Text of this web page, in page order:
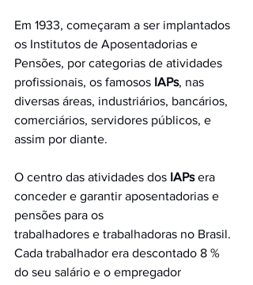
Em 1933, começaram a ser implantados
os Institutos de Aposentadorias e
Pensões, por categorias de atividades
profissionais, os famosos IAPs, nas
diversas áreas, industriários, bancários,
comerciários, servidores públicos, e
assim por diante.
O centro das atividades dos IAPs era
conceder e garantir aposentadorias e
pensões para os
trabalhadores e trabalhadoras no Brasil.
Cada trabalhador era descontado 8 %
do seu salário e o empregador